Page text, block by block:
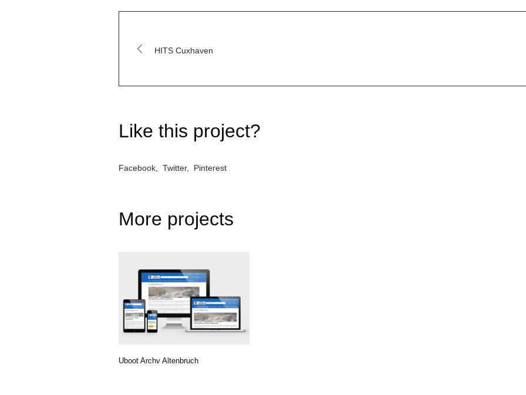
HITS Cuxhaven
Like this project?
Facebook Twitter Pinterest
More projects
Uboot Archv Altenbruch